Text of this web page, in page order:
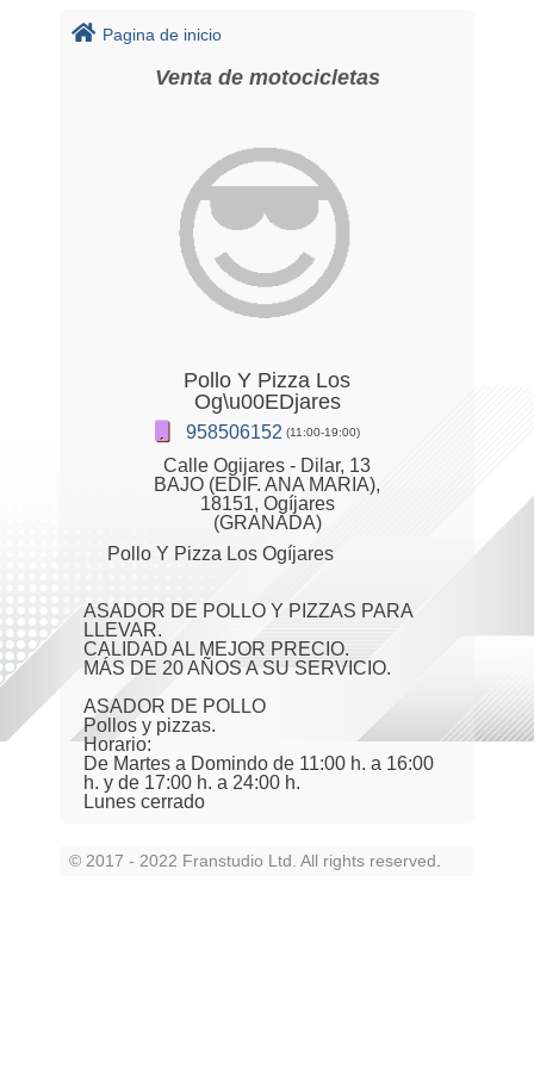
Pagina de inicio
Venta de motocicletas
Pollo Y Pizza Los
Og\u00EDjares
958506152 (11:00-19:00)
Calle Ogijares - Dilar, 13
BAJO (EDIF. ANA MARIA),
18151, Ogíjares
(GRANADA)
Pollo Y Pizza Los Ogíjares
ASADOR DE POLLO Y PIZZAS PARA
LLEVAR.
CALIDAD AL MEJOR PRECIO.
MÁS DE 20 AÑOS A SU SERVICIO.
ASADOR DE POLLO
Pollos y pizzas.
Horario:
De Martes a Domindo de 11:00 h. a 16:00
h. y de 17:00 h. a 24:00 h.
Lunes cerrado
© 2017 - 2022 Franstudio Ltd. All rights reserved